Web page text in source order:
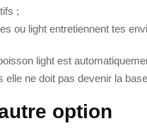
;
ou light entretiennent tes
light est
ne doit pas devenir la
option